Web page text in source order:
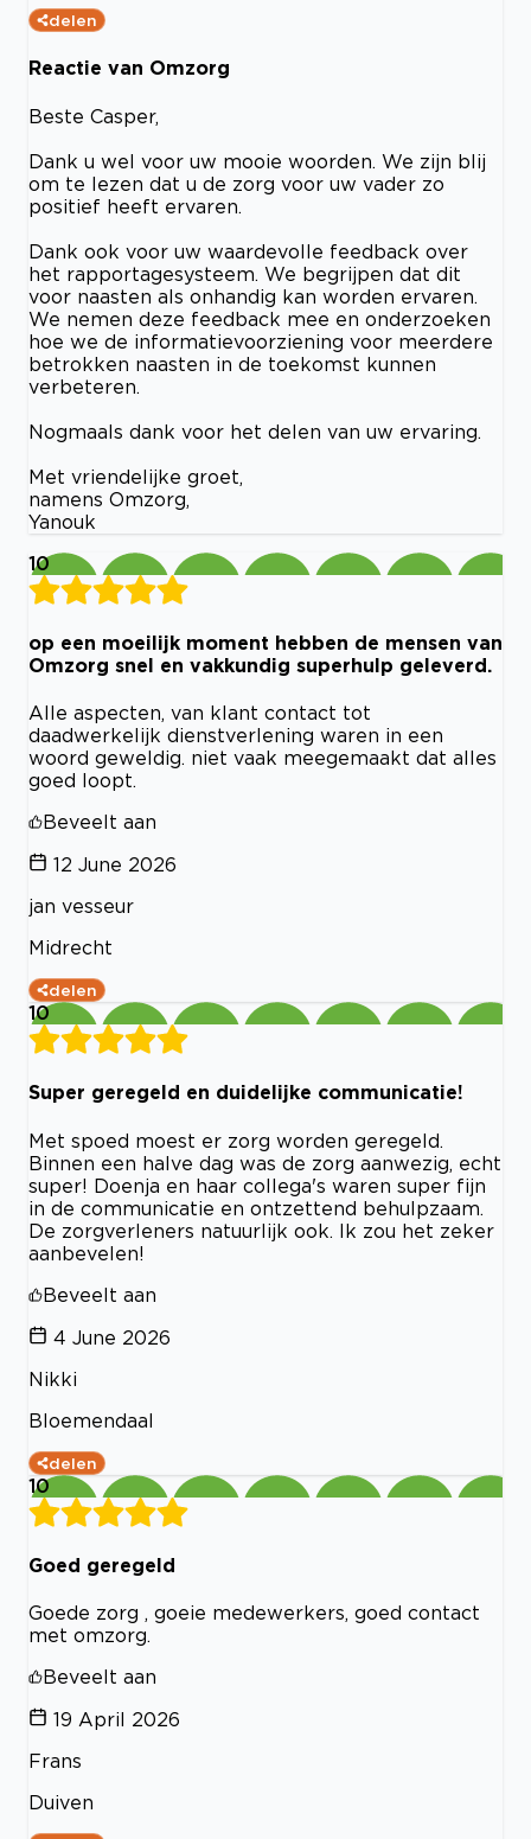
delen
Reactie van Omzorg
Beste Casper,
Dank u wel voor uw mooie woorden. We zijn blij
om te lezen dat u de zorg voor uw vader zo
positief heeft ervaren.
Dank ook voor uw waardevolle feedback over
het rapportagesysteem. We begrijpen dat dit
voor naasten als onhandig kan worden ervaren.
We nemen deze feedback mee en onderzoeken
hoe we de informatievoorziening voor meerdere
betrokken naasten in de toekomst kunnen
verbeteren.
Nogmaals dank voor het delen van uw ervaring.
Met vriendelijke groet,
namens Omzorg,
Yanouk
10
op een moeilijk moment hebben de mensen van
Omzorg snel en vakkundig superhulp geleverd.
Alle aspecten, van klant contact tot
daadwerkelijk dienstverlening waren in een
woord geweldig. niet vaak meegemaakt dat alles
goed loopt.
Beveelt aan
12 June 2026
jan vesseur
Midrecht
delen
10
Super geregeld en duidelijke communicatie!
Met spoed moest er zorg worden geregeld.
Binnen een halve dag was de zorg aanwezig, echt
super! Doenja en haar collega's waren super fijn
in de communicatie en ontzettend behulpzaam.
De zorgverleners natuurlijk ook. Ik zou het zeker
aanbevelen!
Beveelt aan
4 June 2026
Nikki
Bloemendaal
delen
10
Goed geregeld
Goede zorg , goeie medewerkers, goed contact
met omzorg.
Beveelt aan
19 April 2026
Frans
Duiven